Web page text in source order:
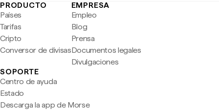
PRODUCTO
Países
Tarifas
Cripto
Conversor de divisas
EMPRESA
Empleo
Blog
Prensa
Documentos legales
Divulgaciones
SOPORTE
Centro de ayuda
Estado
Descarga la app de Morse